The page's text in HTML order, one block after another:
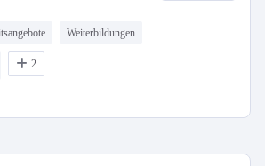
Weiterbildungen
2